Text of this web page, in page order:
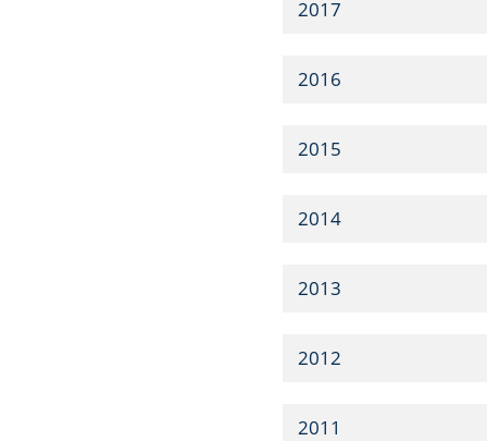
2017
2016
2015
2014
2013
2012
2011